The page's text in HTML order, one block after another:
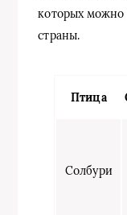
которых можно
страны.
Птица
Солбури